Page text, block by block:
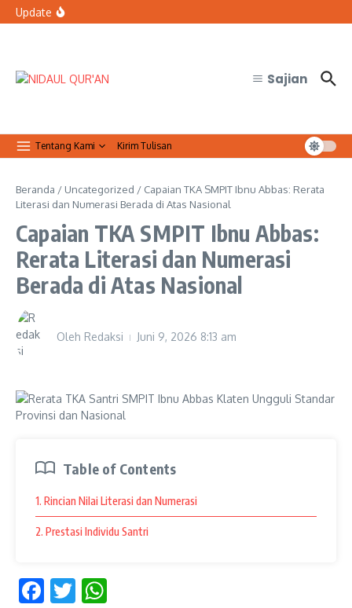
Lewati ke konten
Update
Sajian
Tentang Kami Kirim Tulisan
Beranda / Uncategorized / Capaian TKA SMPIT Ibnu Abbas: Rerata
Literasi dan Numerasi Berada di Atas Nasional
Capaian TKA SMPIT Ibnu Abbas:
Rerata Literasi dan Numerasi
Berada di Atas Nasional
Oleh Redaksi Juni 9, 2026 8:13 am
Table of Contents
1. Rincian Nilai Literasi dan Numerasi
2. Prestasi Individu Santri
Facebook
Twitter